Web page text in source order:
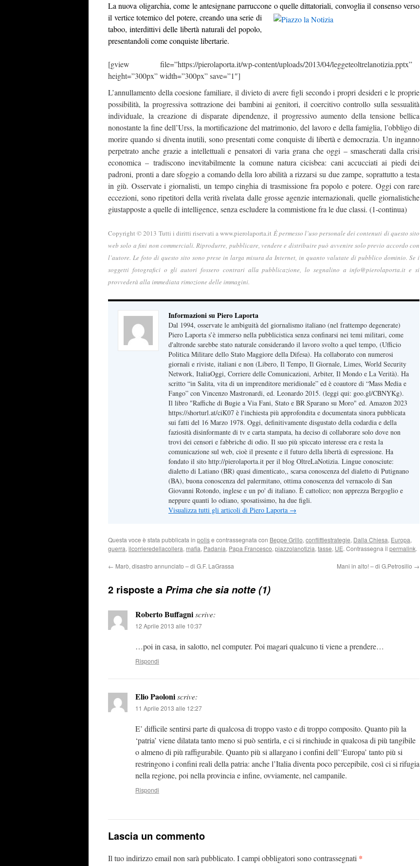
La nuova oligarchia, come le antesignane parruccone o quelle dittatoriali, convoglia il consenso verso
il vertice totemico del potere, creando una serie di
taboo, interdittivi delle libertà naturali del popolo,
presentandoli come conquiste libertarie.
[gview file=”https://pierolaporta.it/wp-content/uploads/2013/04/leggeteoltrelanotizia.pptx”
height=”300px” width=”300px” save=”1″]
L’annullamento della coesione familiare, il divieto di avere figli secondo i propri desideri e le proprie
possibilità, la progressiva sottrazione dei bambini ai genitori, il coercitivo controllo sulla sessualità
individuale, la creazione di disparate dipendenze, il progressivo aumento della tensione bellica
nonostante la fine dell’Urss, la mortificazione del matrimonio, del lavoro e della famiglia, l’obbligo di
morire quando si diventa inutili, sono presentati come conquiste di libertà e democrazia. Un inganno
perpetrato anche grazie a intellettuali e pensatori di varia grana che oggi – smascherati dalla crisi
economica – tradiscono inevitabilmente la comune natura cicisbea: cani accucciati ai piedi dei
padroni, pronti a dare sfoggio a comando della loro abilità a rizzarsi su due zampe, soprattutto a testa
in giù. Osservate i giornalisti, un tempo cinghia di trasmissione fra popolo e potere. Oggi con rare
eccezioni, sono ripetitori della verità rivelata dalle grosse agenzie internazionali, quelle giornalistiche
giustapposte a quelle di intelligence, senza escludere la commistione fra le due classi. (1-continua)
Copyright © 2013 Tutti i diritti riservati a www.pierolaporta.it È permesso l’uso personale dei contenuti di questo sito
web solo a fini non commerciali. Riprodurre, pubblicare, vendere e distribuire può avvenire solo previo accordo con
l’autore. Le foto di questo sito sono prese in larga misura da Internet, in quanto valutate di pubblico dominio. Se i
soggetti fotografici o gli autori fossero contrari alla pubblicazione, lo segnalino a info@pierolaporta.it e si
provvederà alla immediata rimozione delle immagini.
Informazioni su Piero Laporta
Dal 1994, osservate le ambiguità del giornalismo italiano (nel frattempo degenerate)
Piero Laporta s’è immerso nella pubblicistica senza confinarsi nei temi militari, come
d'altronde sarebbe stato naturale considerando il lavoro svolto a quel tempo, (Ufficio
Politica Militare dello Stato Maggiore della Difesa). Ha collaborato con numerosi
giornali e riviste, italiani e non (Libero, Il Tempo, Il Giornale, Limes, World Security
Network, ItaliaOggi, Corriere delle Comunicazioni, Arbiter, Il Mondo e La Verità). Ha
scritto “in Salita, vita di un imprenditore meridionale” ed è coautore di “Mass Media e
Fango” con Vincenzo Mastronardi, ed. Leonardo 2015. (leggi qui: goo.gl/CBNYKg).
Il libro "Raffiche di Bugie a Via Fani, Stato e BR Sparano su Moro" ed. Amazon 2023
https://shorturl.at/ciK07 è l'inchiesta più approfondita e documentata sinora pubblicata
sui fatti del 16 Marzo 1978. Oggi, definitivamente disgustato della codardia e della
faziosità disinformante di tv e carta stampata, ha deciso di collaborare solo dove non
trovi dei censori e fabbriche di odio. Il suo più spiccato interesse era e resta la
comunicazione sul web, cioè il presente e il futuro della libertà di espressione. Ha
fondato il sito http://pierolaporta.it per il blog OltreLaNotizia. Lingue conosciute:
dialetto di Latiano (BR) quasi dimenticato,, scarsa conoscenza del dialetto di Putignano
(BA), buona conoscenza del palermitano, ottima conoscenza del vernacolo di San
Giovanni Rotondo, inglese e un po' di italiano. È cattolico; non apprezza Bergoglio e
neppure quanti lo odiano, sposatissimo, ha due figli.
Visualizza tutti gli articoli di Piero Laporta →
Questa voce è stata pubblicata in polise contrassegnata con Beppe Grillo, conflittiestrategie, Dalla Chiesa, Europa,
guerra, ilcorrieredellacollera, mafia, Padania, Papa Francesco, piazzolanotizia, tasse, UE. Contrassegna il permalink.
← Marò, disastro annunciato – di G.F. LaGrassa Mani in alto! – di G.Petrosillo →
2 risposte a Prima che sia notte (1)
Roberto Buffagniscrive:
12 Aprile 2013 alle 10:37
…poi in casa, in salotto, nel computer. Poi magari qualcuno ti viene a prendere…
Rispondi
Elio Paoloniscrive:
11 Aprile 2013 alle 12:27
E’ difficile sentirsi parte di qualcosa di troppo vasto e di troppo composito. Quanto più la
‘patria’ viene dilatata tanto meno si può sentirla, e ci si rinchiude in qualcosa di più tangibile
o almeno di più raffigurabile. Quanto più si allargano i confini dell’‘Europa’ tanto più si
restringono i confini reali della patria: anche l’Italia diventa poco percepibile, così ci si rifugia
nella regione, poi nella provincia e infine, ovviamente, nel campanile.
Rispondi
Lascia un commento
Il tuo indirizzo email non sarà pubblicato. I campi obbligatori sono contrassegnati *